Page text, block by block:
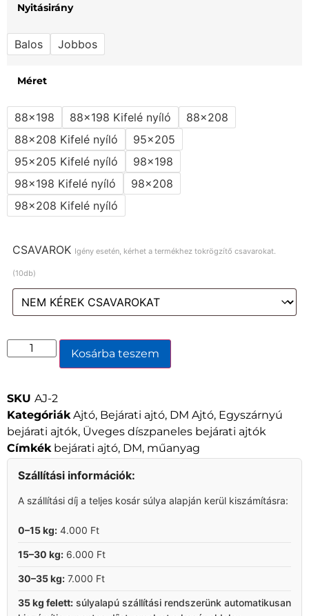
Nyitásirány
Balos Jobbos
Méret
88x198 88x198 Kifelé nyíló
88x208
88x208 Kifelé nyíló
95x205
95x205 Kifelé nyíló
98x198
98x198 Kifelé nyíló
98x208
98x208 Kifelé nyíló
CSAVAROK Igény esetén, kérhet a termékhez tokrögzítő csavarokat.
(10db)
Kosárba teszem
SKU AJ-2
Kategóriák Ajtó, Bejárati ajtó, DM Ajtó, Egyszárnyú
bejárati ajtók, Üveges díszpaneles bejárati ajtók
Címkék bejárati ajtó, DM, műanyag
Szállítási információk:
A szállítási díj a teljes kosár súlya alapján kerül kiszámításra:
0–15 kg: 4.000 Ft
15–30 kg: 6.000 Ft
30–35 kg: 7.000 Ft
35 kg felett: súlyalapú szállítási rendszerünk automatikusan